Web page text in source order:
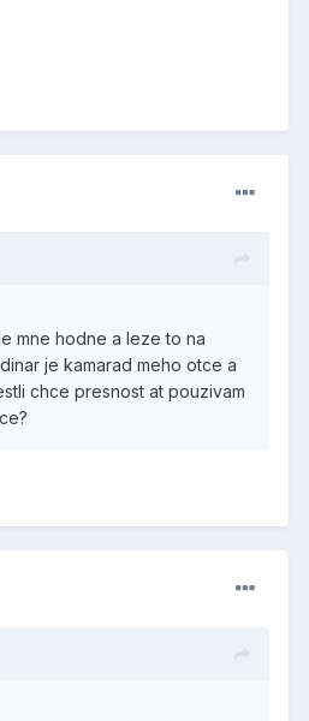
mne hodne a leze to na
je kamarad meho otce a
chce presnost at pouzivam